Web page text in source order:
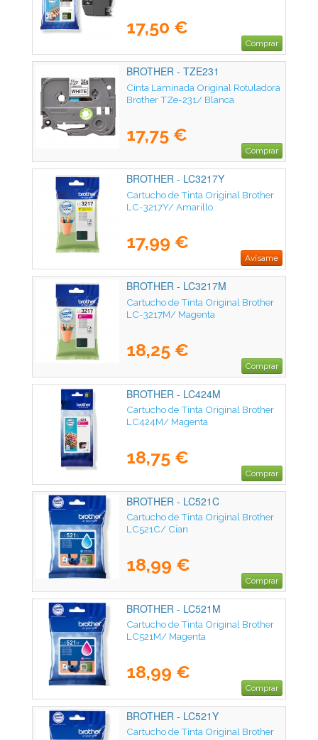
17,50 €
Comprar
BROTHER - TZE231
Cinta Laminada Original Rotuladora
Brother TZe-231/ Blanca
17,75 €
Comprar
BROTHER - LC3217Y
Cartucho de Tinta Original Brother
LC-3217Y/ Amarillo
17,99 €
Avísame
BROTHER - LC3217M
Cartucho de Tinta Original Brother
LC-3217M/ Magenta
18,25 €
Comprar
BROTHER - LC424M
Cartucho de Tinta Original Brother
LC424M/ Magenta
18,75 €
Comprar
BROTHER - LC521C
Cartucho de Tinta Original Brother
LC521C/ Cian
18,99 €
Comprar
BROTHER - LC521M
Cartucho de Tinta Original Brother
LC521M/ Magenta
18,99 €
Comprar
BROTHER - LC521Y
Cartucho de Tinta Original Brother